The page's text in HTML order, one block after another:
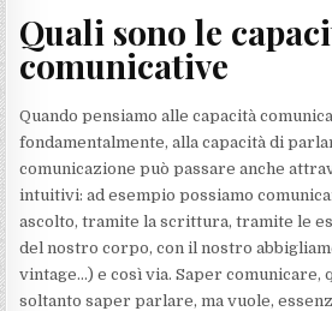
Quali sono le
comunicative
Quando pensiamo alle capacità
fondamentalmente, alla capacità di
comunicazione può passare anche
intuitivi: ad esempio possiamo
ascolto, tramite la scrittura, tramite le
del nostro corpo, con il nostro
vintage…) e così via. Saper comunicare,
soltanto saper parlare, ma vuole,